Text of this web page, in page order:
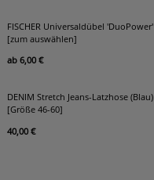
FISCHER Universaldübel 'DuoPower'
[zum auswählen]
ab 6,00 €
DENIM Stretch Jeans-Latzhose (Blau)
[Größe 46-60]
40,00 €